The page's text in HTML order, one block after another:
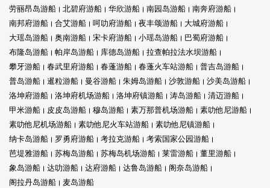
劳丽昂岛游船
北碧府游船 华欣游船 南园岛游船
南奔府游船
南邦府游船
合艾游船 呵叻府游船 夜丰颂游船
大城府游船
大瑶岛游船
奥南游船 宋卡府游船 小瑶岛游船
巴蜀府游船
布隆岛游船
帕岸岛游船 库德岛游船
拉查帕拉法水坝游船
攀牙游船
春武里府游船 春蓬游船 春蓬火车站游船
普吉岛游船
普岛游船
暹粒游船 曼谷游船 朱姆岛游船 沙敦游船
沙美岛游船
洛坤府游船
洛坤府机场游船 洛坤府镇游船 涛岛游船
清迈游船
甲米游船
皮皮岛游船 穆岛游船 素万那普机场游船
素叻他尼游船
素叻他尼机场游船
素叻他尼火车站游船
素叻他尼镇游船
纳卡岛游船
罗勇府游船 考拉克游船
考索国家公园游船
芭堤雅游船
苏梅岛游船 苏梅岛机场游船 莱雷游船
董里游船
象岛游船
达叻游船 达府游船 达鲁岛游船
阁奈岛游船
阁拉丹岛游船
麦岛游船